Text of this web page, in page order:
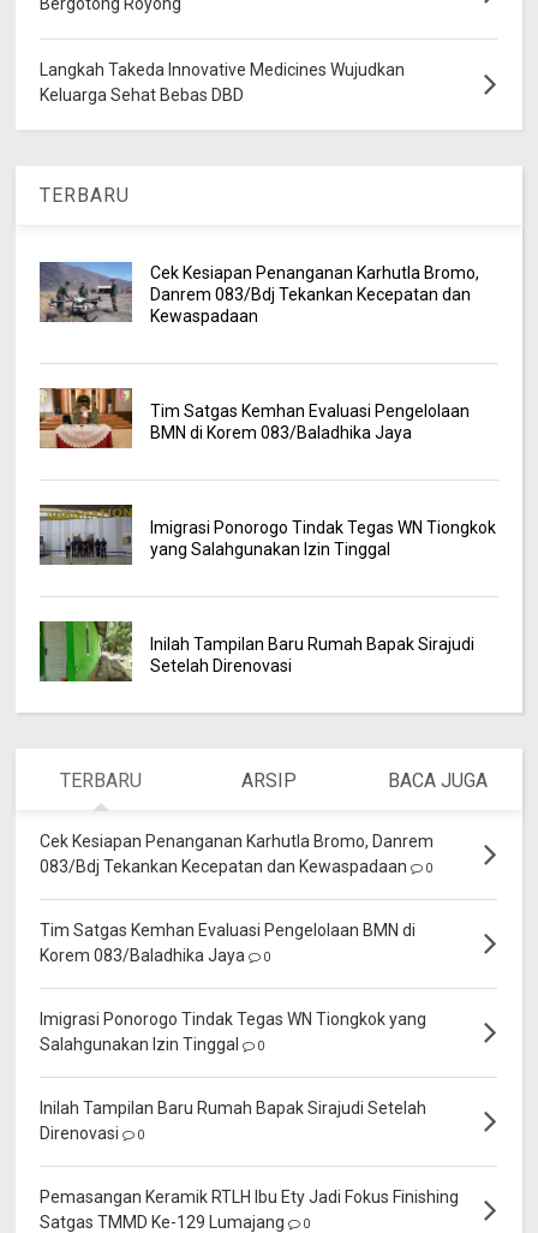
Bergotong Royong
Langkah Takeda Innovative Medicines Wujudkan
Keluarga Sehat Bebas DBD
TERBARU
Cek Kesiapan Penanganan Karhutla Bromo,
Danrem 083/Bdj Tekankan Kecepatan dan
Kewaspadaan
Tim Satgas Kemhan Evaluasi Pengelolaan
BMN di Korem 083/Baladhika Jaya
Imigrasi Ponorogo Tindak Tegas WN Tiongkok
yang Salahgunakan Izin Tinggal
Inilah Tampilan Baru Rumah Bapak Sirajudi
Setelah Direnovasi
TERBARU ARSIP BACA JUGA
Cek Kesiapan Penanganan Karhutla Bromo, Danrem
083/Bdj Tekankan Kecepatan dan Kewaspadaan
0
Tim Satgas Kemhan Evaluasi Pengelolaan BMN di
Korem 083/Baladhika Jaya
0
Imigrasi Ponorogo Tindak Tegas WN Tiongkok yang
Salahgunakan Izin Tinggal
0
Inilah Tampilan Baru Rumah Bapak Sirajudi Setelah
Direnovasi
0
Pemasangan Keramik RTLH Ibu Ety Jadi Fokus Finishing
Satgas TMMD Ke-129 Lumajang
0